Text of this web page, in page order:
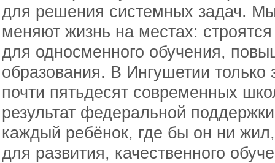
для решения системных задач.
меняют жизнь на местах:
для односменного обучения,
образования. В Ингушетии только
почти пятьдесят современных
результат федеральной
каждый ребёнок, где бы он ни
для развития, качественного